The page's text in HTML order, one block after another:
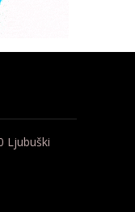
Ljubuški